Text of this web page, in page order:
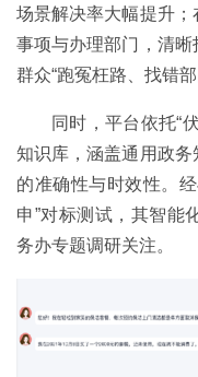
场景解决率大幅提升
事项与办理部门，清
群众“跑冤枉路、找错部
同时，平台依托“
知识库，涵盖通用政
的准确性与时效性。
申”对标测试，其智能
务办专题调研关注。